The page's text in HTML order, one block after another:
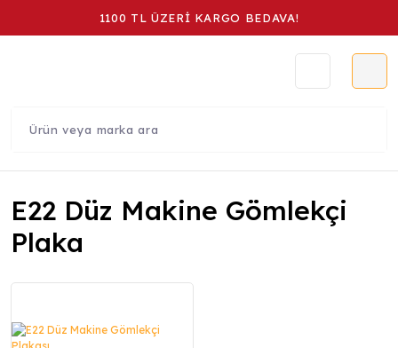
1100 TL ÜZERİ KARGO BEDAVA!
E22 Düz Makine Gömlekçi
Plaka